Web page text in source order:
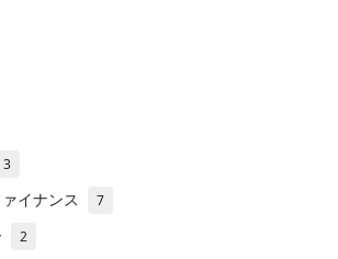
3
イナンス 7
2